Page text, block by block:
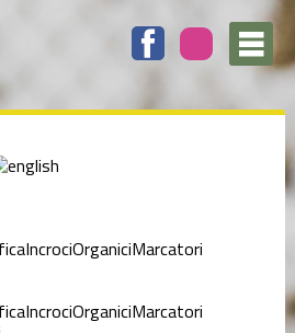
IncrociOrganiciMarcatori
IncrociOrganiciMarcatori